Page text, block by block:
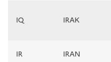
IQ IRAK
IR IRAN